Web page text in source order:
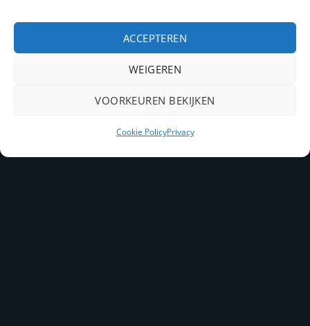
ACCEPTEREN
WEIGEREN
VOORKEUREN BEKIJKEN
Cookie PolicyPrivacy
PayPal IDeal
Bancontact
Joomlapartner Internetbureau